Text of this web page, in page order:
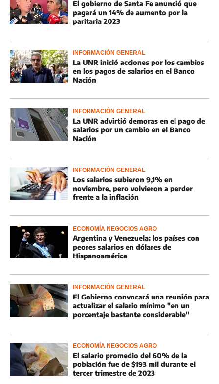
El gobierno de Santa Fe anunció que
pagará un 14% de aumento por la
paritaria 2023
INFORMACIÓN GENERAL
La UNR inició acciones por los cambios
en los pagos de salarios en el Banco
Nación
INFORMACIÓN GENERAL
La UNR advirtió demoras en el pago de
salarios por un cambio en el Banco
Nación
INFORMACIÓN GENERAL
Los salarios subieron 9,1% en
noviembre, pero volvieron a perder
frente a la inflación
ECONOMÍA NEGOCIOS AGRO
Argentina y Venezuela: los países con
peores salarios en dólares de
Hispanoamérica
INFORMACIÓN GENERAL
El Gobierno convocará una reunión para
actualizar el salario mínimo "en un
porcentaje bastante considerable"
ECONOMÍA NEGOCIOS AGRO
El salario promedio del 60% de la
población fue de $193 mil durante el
tercer trimestre de 2023